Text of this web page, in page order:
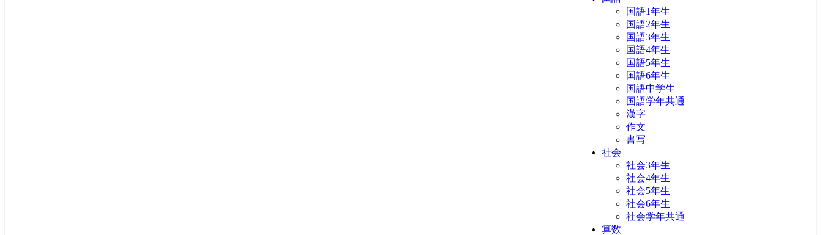
国語1年生
国語2年生
国語3年生
国語4年生
国語5年生
国語6年生
国語中学生
国語学年共通
漢字
作文
書写
社会
社会3年生
社会4年生
社会5年生
社会6年生
社会学年共通
算数